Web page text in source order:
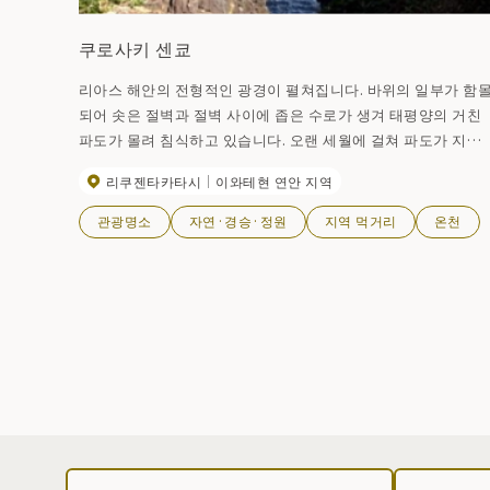
쿠로사키 센쿄
리아스 해안의 전형적인 광경이 펼쳐집니다. 바위의 일부가 함
되어 솟은 절벽과 절벽 사이에 좁은 수로가 생겨 태평양의 거친
파도가 몰려 침식하고 있습니다. 오랜 세월에 걸쳐 파도가 지형
니다. 부근의 원지는 동백의 숨겨진 명소가 되고 있습니다.
리쿠젠타카타시 이와테현 연안 지역
관광명소 자연·경승·정원 지역 먹거리 온천